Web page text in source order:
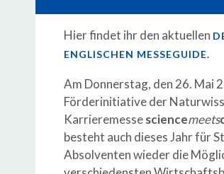
Hier findet ihr den aktuellen
ENGLISCHEN MESSEGUIDE.
Am Donnerstag, den 26. Mai
Förderinitiative der
Karrieremessesciencemeets
besteht auch dieses Jahr für
Absolventen wieder die